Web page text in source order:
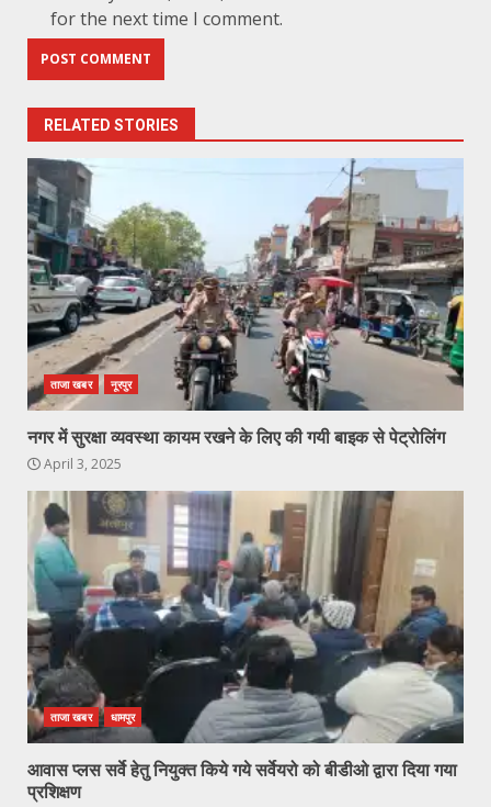
for the next time I comment.
RELATED STORIES
ताजा खबर नूरपुर
नगर में सुरक्षा व्यवस्था कायम रखने के लिए की गयी बाइक से पेट्रोलिंग
April 3, 2025
ताजा खबर धामपुर
आवास प्लस सर्वे हेतु नियुक्त किये गये सर्वेयरो को बीडीओ द्वारा दिया गया
प्रशिक्षण